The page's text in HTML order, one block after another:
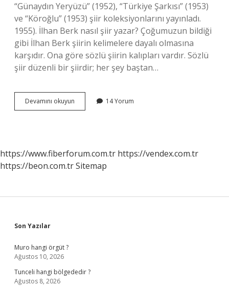
“Günaydın Yeryüzü” (1952), “Türkiye Şarkısı” (1953)
ve “Köroğlu” (1953) şiir koleksiyonlarını yayınladı.
1955). İlhan Berk nasıl şiir yazar? Çoğumuzun bildiği
gibi İlhan Berk şiirin kelimelere dayalı olmasına
karşıdır. Ona göre sözlü şiirin kalıpları vardır. Sözlü
şiir düzenli bir şiirdir; her şey baştan…
Devamını okuyun
Yakanların
14 Yorum
https://www.fiberforum.com.tr https://vendex.com.tr
https://beon.com.trSitemap
Sidebar
Son Yazılar
Muro hangi örgüt ?
Ağustos 10, 2026
Tunceli hangi bölgededir ?
Ağustos 8, 2026